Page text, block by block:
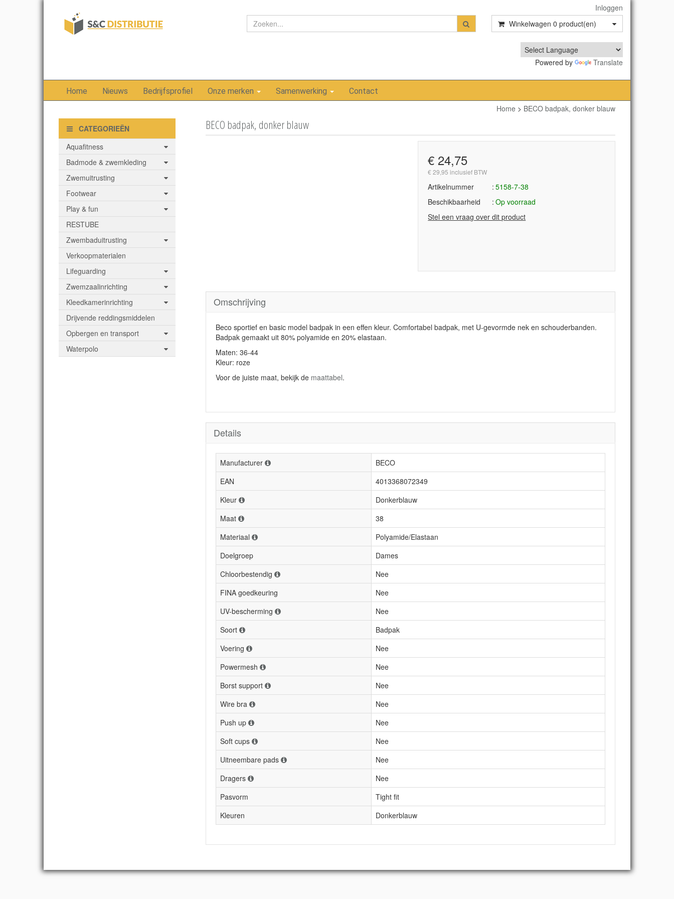
Inloggen
Winkelwagen 0 product(en)
Powered by Translate
Home Nieuws Bedrijfsprofiel Onze merken Samenwerking Contact
Home > BECO badpak, donker blauw
CATEGORIEËN
Aquafitness
Badmode & zwemkleding
Zwemuitrusting
Footwear
Play & fun
RESTUBE
Zwembaduitrusting
Verkoopmaterialen
Lifeguarding
Zwemzaalinrichting
Kleedkamerinrichting
Drijvende reddingsmiddelen
Opbergen en transport
Waterpolo
BECO badpak, donker blauw
€ 24,75
€ 29,95 inclusief BTW
Artikelnummer
5158-7-38
Beschikbaarheid
Op voorraad
Stel een vraag over dit product
Omschrijving
Beco sportief en basic model badpak in een effen kleur. Comfortabel badpak, met U-gevormde nek en schouderbanden.
Badpak gemaakt uit 80% polyamide en 20% elastaan.
Maten: 36-44
Kleur: roze
Voor de juiste maat, bekijk de maattabel.
Details
Manufacturer
BECO
EAN
4013368072349
Kleur
Donkerblauw
Maat
38
Materiaal
Polyamide/Elastaan
Doelgroep
Dames
Chloorbestendig
Nee
FINA goedkeuring
Nee
UV-bescherming
Nee
Soort
Badpak
Voering
Nee
Powermesh
Nee
Borst support
Nee
Wire bra
Nee
Push up
Nee
Soft cups
Nee
Uitneembare pads
Nee
Dragers
Nee
Pasvorm
Tight fit
Kleuren
Donkerblauw